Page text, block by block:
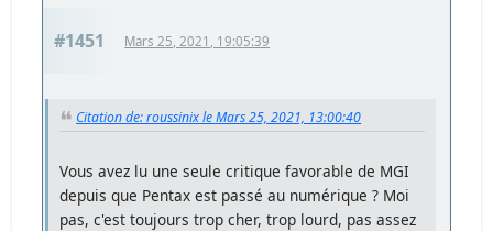
#1451 Mars 25, 2021, 19:05:39
Citation de: roussinix le Mars 25, 2021, 13:00:40
Vous avez lu une seule critique favorable de MGI
depuis que Pentax est passé au numérique ? Moi
pas, c'est toujours trop cher, trop lourd, pas assez